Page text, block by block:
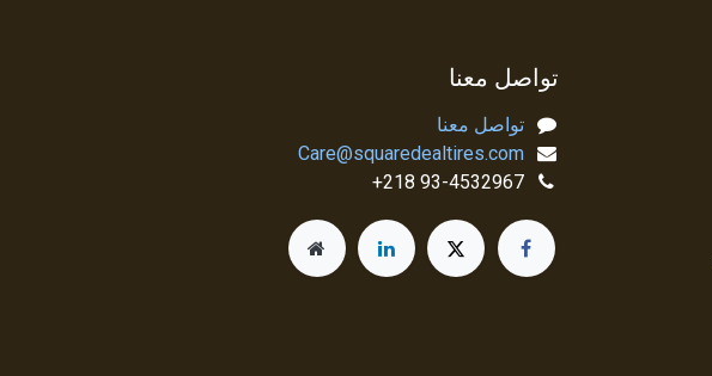
تواصل معنا
تواصل معنا
Care@squaredealtires.com
93-4532967 218+